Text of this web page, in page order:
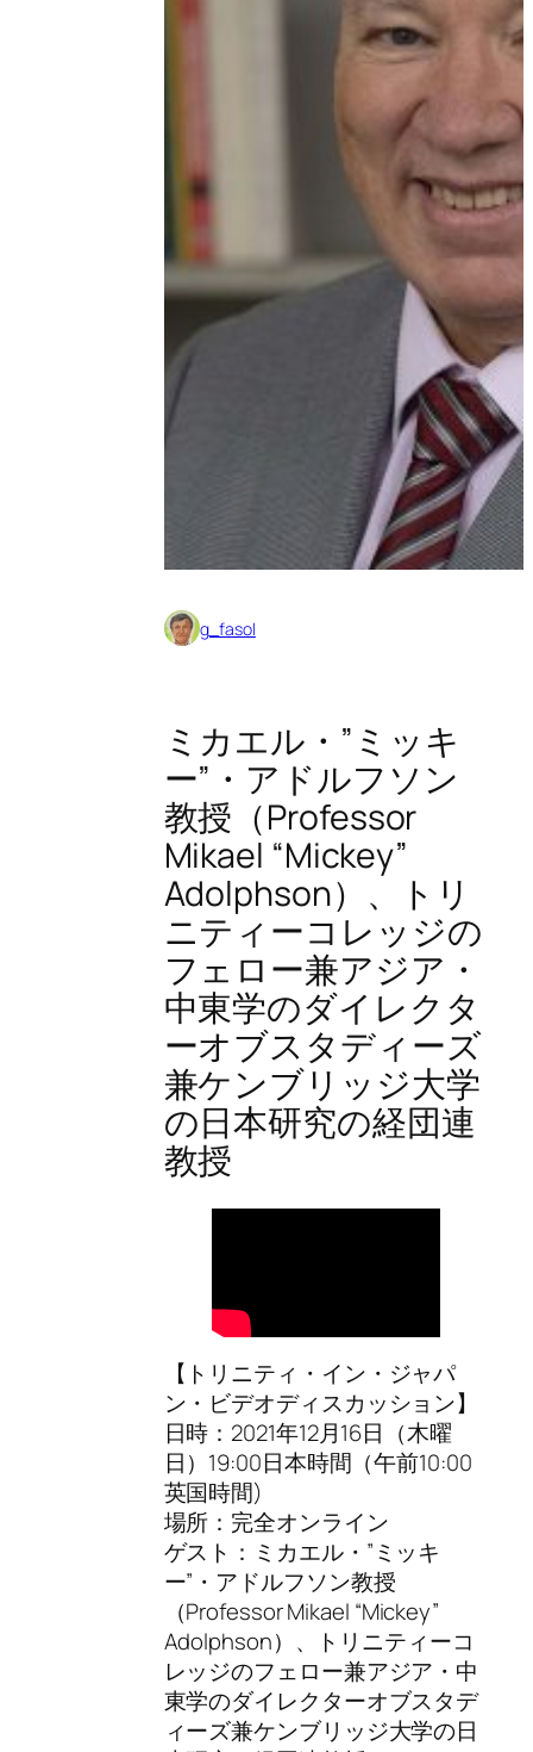
g_fasol
ミカエル・”ミッキ
ー”・アドルフソン
教授（Professor
Mikael “Mickey”
Adolphson）、トリ
ニティーコレッジの
フェロー兼アジア・
中東学のダイレクタ
ーオブスタディーズ
兼ケンブリッジ大学
の日本研究の経団連
教授
【トリニティ・イン・ジャパ
ン・ビデオディスカッション】
日時：2021年12月16日（木曜
日）19:00日本時間（午前10:00
英国時間)
場所：完全オンライン
ゲスト：ミカエル・”ミッキ
ー”・アドルフソン教授
（Professor Mikael “Mickey”
Adolphson）、トリニティーコ
レッジのフェロー兼アジア・中
東学のダイレクターオブスタデ
ィーズ兼ケンブリッジ大学の日